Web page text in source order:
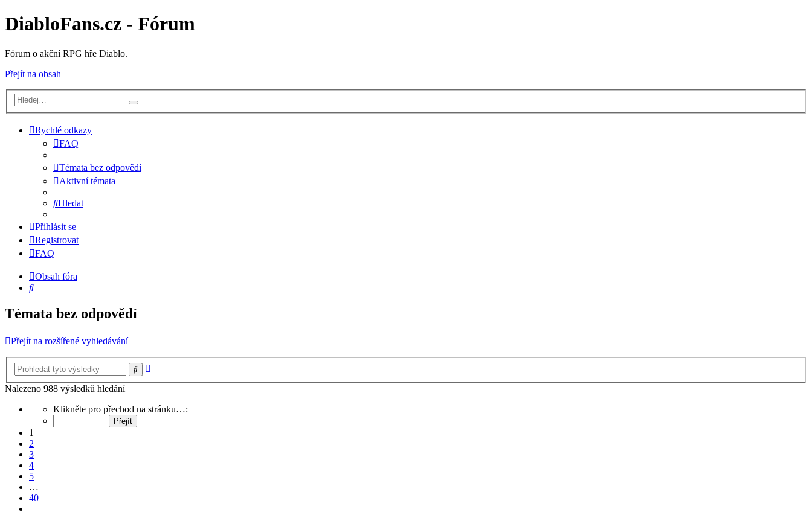
DiabloFans.cz - Fórum
Fórum o akční RPG hře Diablo.
Přejít na obsah
Rychlé odkazy
FAQ
Témata bez odpovědí
Aktivní témata
Hledat
Přihlásit se
Registrovat
FAQ
Obsah fóra
Hledat
Témata bez odpovědí
Přejít na rozšířené vyhledávání
Hledat
Nalezeno 988 výsledků hledání
Stránka
z
40
Klikněte pro přechod na stránku…:
1
2
3
4
5
…
40